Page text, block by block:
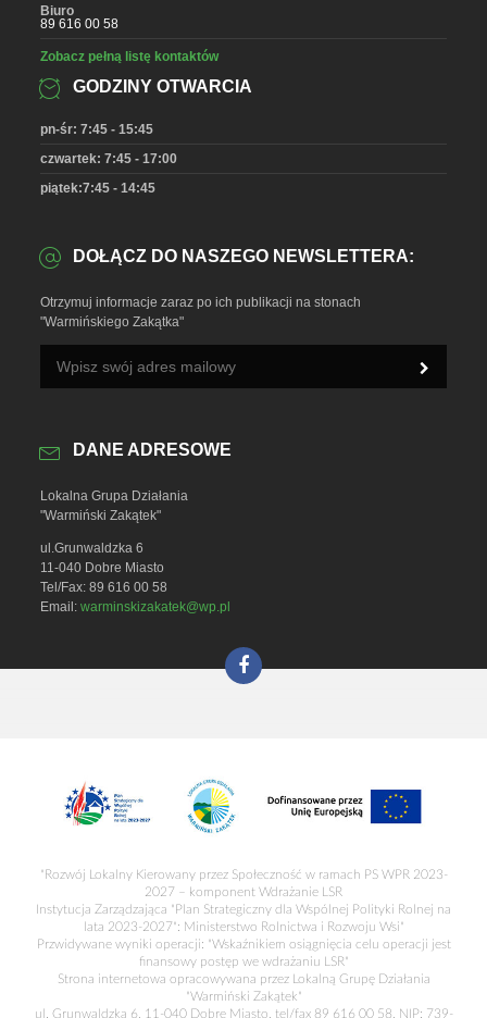
Biuro
89 616 00 58
Zobacz pełną listę kontaktów
GODZINY OTWARCIA
pn-śr: 7:45 - 15:45
czwartek: 7:45 - 17:00
piątek:7:45 - 14:45
DOŁĄCZ DO NASZEGO NEWSLETTERA:
Otrzymuj informacje zaraz po ich publikacji na stonach
"Warmińskiego Zakątka"
DANE ADRESOWE
Lokalna Grupa Działania
"Warmiński Zakątek"
ul.Grunwaldzka 6
11-040 Dobre Miasto
Tel/Fax: 89 616 00 58
Email:warminskizakatek@wp.pl
"Rozwój Lokalny Kierowany przez Społeczność w ramach PS WPR 2023-
2027 – komponent Wdrażanie LSR
Instytucja Zarządzająca "Plan Strategiczny dla Wspólnej Polityki Rolnej na
lata 2023-2027": Ministerstwo Rolnictwa i Rozwoju Wsi"
Przwidywane wyniki operacji: "Wskaźnikiem osiągnięcia celu operacji jest
finansowy postęp we wdrażaniu LSR"
Strona internetowa opracowywana przez Lokalną Grupę Działania
"Warmiński Zakątek"
ul. Grunwaldzka 6, 11-040 Dobre Miasto, tel/fax 89 616 00 58, NIP: 739-